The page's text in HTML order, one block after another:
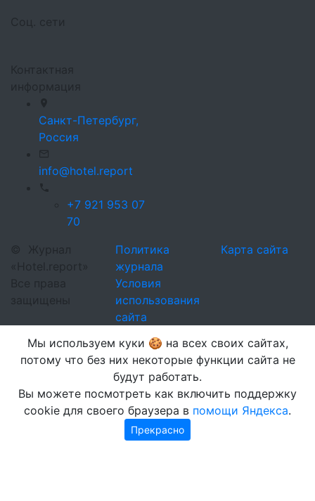
Соц. сети
Контактная
информация
Санкт-Петербург,
Россия
info@hotel.report
+7 921 953 07
70
©
Журнал
«Hotel.report»
Все права
защищены
Политика
журнала
Условия
использования
сайта
Карта сайта
Мы используем куки 🍪 на всех своих сайтах,
потому что без них некоторые функции сайта не
будут работать.
Вы можете посмотреть как включить поддержку
cookie для своего браузера в помощи Яндекса.
Прекрасно